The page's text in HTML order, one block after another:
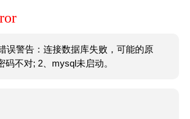
误警告：连接数据库失败，可能的原
码不对; 2、mysql未启动。